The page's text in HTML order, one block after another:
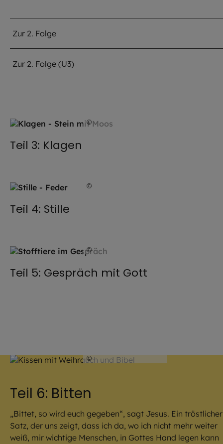
Zur 2. Folge
Zur 2. Folge (U3)
© Julia Romeiß / EOM
Teil 3: Klagen
©
Teil 4: Stille
© Julia Romeiß / EOM
Teil 5: Gespräch mit Gott
© Julia Romeiß / EOM
Teil 6: Bitten
„Bittet, so wird euch gegeben“, sagt Jesus. Ein tröstlicher
Satz, der uns zeigt, dass ich da, wo ich nicht mehr weiter
weiß, mir wichtige Menschen, in Gottes Hand legen kann